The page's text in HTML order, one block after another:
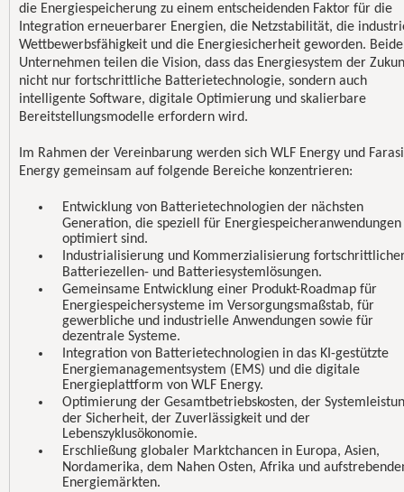
die Energiespeicherung zu einem entscheidenden Faktor für die
Integration erneuerbarer Energien, die Netzstabilität, die
Wettbewerbsfähigkeit und die Energiesicherheit geworden. Beide
Unternehmen teilen die Vision, dass das Energiesystem der
nicht nur fortschrittliche Batterietechnologie, sondern auch
intelligente Software, digitale Optimierung und skalierbare
Bereitstellungsmodelle erfordern wird.
Im Rahmen der Vereinbarung werden sich WLF Energy und
Energy gemeinsam auf folgende Bereiche konzentrieren:
Entwicklung von Batterietechnologien der nächsten
Generation, die speziell für Energiespeicheranwendungen
optimiert sind.
Industrialisierung und Kommerzialisierung
Batteriezellen- und Batteriesystemlösungen.
Gemeinsame Entwicklung einer Produkt-Roadmap für
Energiespeichersysteme im Versorgungsmaßstab, für
gewerbliche und industrielle Anwendungen sowie für
dezentrale Systeme.
Integration von Batterietechnologien in das KI-gestützte
Energiemanagementsystem (EMS) und die digitale
Energieplattform von WLF Energy.
Optimierung der Gesamtbetriebskosten, der
der Sicherheit, der Zuverlässigkeit und der
Lebenszyklusökonomie.
Erschließung globaler Marktchancen in Europa, Asien,
Nordamerika, dem Nahen Osten, Afrika und
Energiemärkten.